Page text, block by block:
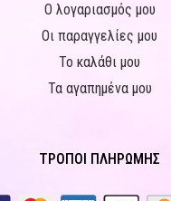
Ο λογαριασμός μου
Οι παραγγελίες μου
Το καλάθι μου
Τα αγαπημένα μου
ΤΡΟΠΟΙ ΠΛΗΡΩΜΗΣ